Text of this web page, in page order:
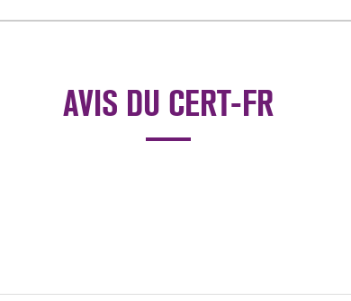
AVIS DU CERT-FR